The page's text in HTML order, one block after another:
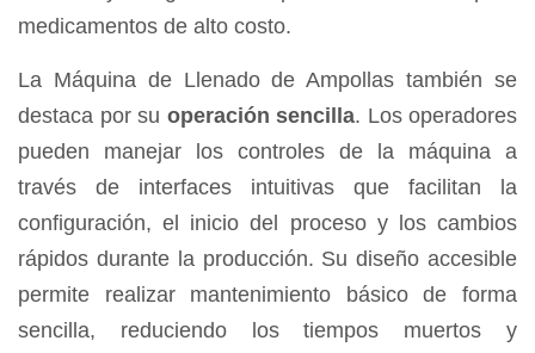
medicamentos de alto costo.
La Máquina de Llenado de Ampollas también se
destaca por su operación sencilla. Los operadores
pueden manejar los controles de la máquina a
través de interfaces intuitivas que facilitan la
configuración, el inicio del proceso y los cambios
rápidos durante la producción. Su diseño accesible
permite realizar mantenimiento básico de forma
sencilla, reduciendo los tiempos muertos y